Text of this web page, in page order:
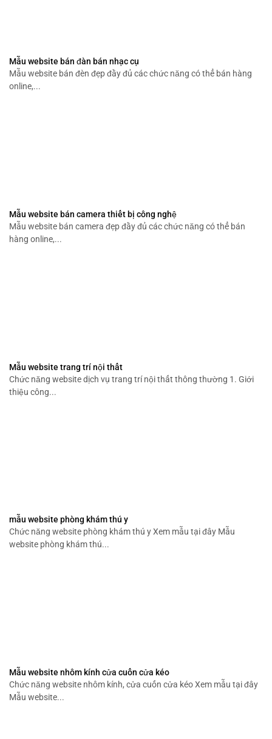
Mẫu website bán đàn bán nhạc cụ
Mẫu website bán đèn đẹp đầy đủ các chức năng có thể bán hàng
online,...
Mẫu website bán camera thiết bị công nghệ
Mẫu website bán camera đẹp đầy đủ các chức năng có thể bán
hàng online,...
Mẫu website trang trí nội thất
Chức năng website dịch vụ trang trí nội thất thông thường 1. Giới
thiệu công...
mẫu website phòng khám thú y
Chức năng website phòng khám thú y Xem mẫu tại đây Mẫu
website phòng khám thú...
Mẫu website nhôm kính cửa cuốn cửa kéo
Chức năng website nhôm kính, cửa cuốn cửa kéo Xem mẫu tại đây
Mẫu website...